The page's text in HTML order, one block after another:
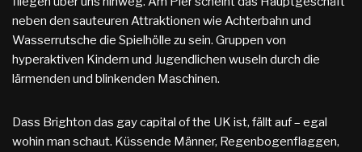
neben den sauteuren Attraktionen wie Achterbahn und
Wasserrutsche die Spielhölle zu sein. Gruppen von
hyperaktiven Kindern und Jugendlichen wuseln durch die
lärmenden und blinkenden Maschinen.
Dass Brighton das gay capital of the UK ist, fällt auf – egal
wohin man schaut. Küssende Männer, Regenbogenflaggen,